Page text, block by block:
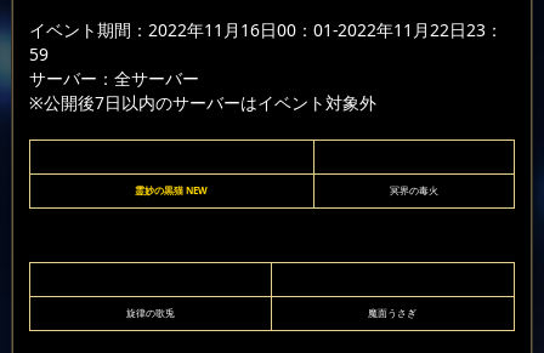
イベント期間：2022年11月16日00：01-2022年11月22日23：
59
サーバー：全サーバー
※公開後7日以内のサーバーはイベント対象外
霊妙の黒猫 NEW 冥界の毒火
旋律の歌兎 魔面うさぎ